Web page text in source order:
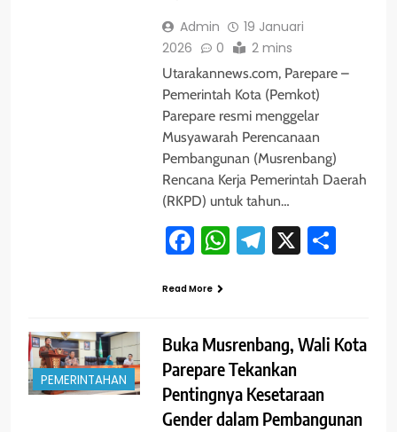
Admin
19 Januari
2026
0 2 mins
Utarakannews.com, Parepare –
Pemerintah Kota (Pemkot)
Parepare resmi menggelar
Musyawarah Perencanaan
Pembangunan (Musrenbang)
Rencana Kerja Pemerintah Daerah
(RKPD) untuk tahun…
Facebook
WhatsApp
Telegram
X
Read More
PEMERINTAHAN
Buka Musrenbang, Wali Kota
Parepare Tekankan
Pentingnya Kesetaraan
Gender dalam Pembangunan